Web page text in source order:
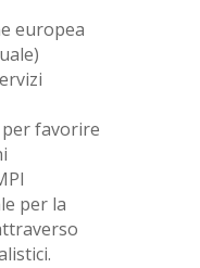
europea
favorire
per la